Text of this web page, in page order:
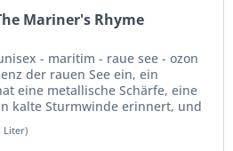
Mariner's Rhyme
- maritim - raue see - ozon
der rauen See ein, ein
eine metallische Schärfe, eine
kalte Sturmwinde erinnert, und
Liter)